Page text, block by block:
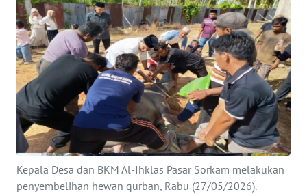
Kepala Desa dan BKM Al-Ihklas Pasar Sorkam melakukan
penyembelihan hewan qurban, Rabu (27/05/2026).
Informasi
INDEKS
BERITA
KONTAK
KAMI
INFO
IKLAN